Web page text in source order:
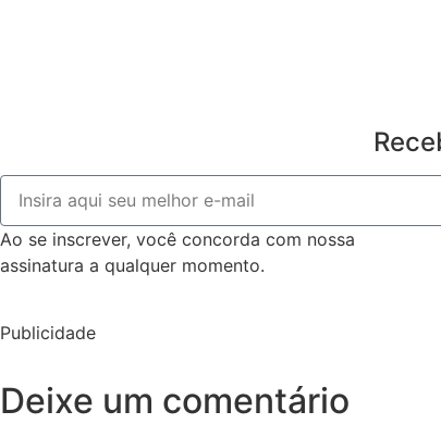
Ao se inscrever, você concorda com nossa
assinatura a qualquer momento.
Publicidade
Deixe um comentário